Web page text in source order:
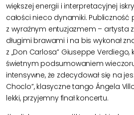
większej energii i interpretacyjnej
całości nieco dynamiki. Publiczność
z wyraźnym entuzjazmem – artysta
długimi brawami i na bis wykonał
z „Don Carlosa” Giuseppe Verdiego,
świetnym podsumowaniem
intensywne, że zdecydował się na
Choclo”, klasyczne tangoÁngela
lekki, przyjemny finał koncertu.